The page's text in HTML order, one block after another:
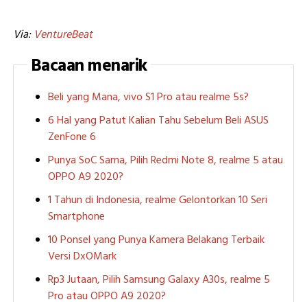
Via: VentureBeat
Bacaan menarik
Beli yang Mana, vivo S1 Pro atau realme 5s?
6 Hal yang Patut Kalian Tahu Sebelum Beli ASUS
ZenFone 6
Punya SoC Sama, Pilih Redmi Note 8, realme 5 atau
OPPO A9 2020?
1 Tahun di Indonesia, realme Gelontorkan 10 Seri
Smartphone
10 Ponsel yang Punya Kamera Belakang Terbaik
Versi DxOMark
Rp3 Jutaan, Pilih Samsung Galaxy A30s, realme 5
Pro atau OPPO A9 2020?